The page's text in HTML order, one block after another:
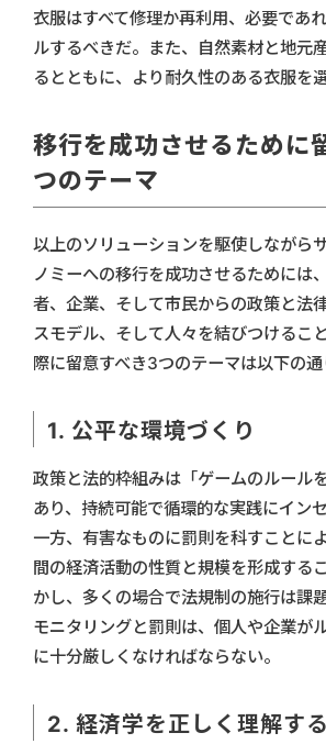
衣服はすべて修理か再利用、必要であ
ルするべきだ。また、自然素材と地元
るとともに、より耐久性のある衣服を
移行を成功させるために
つのテーマ
以上のソリューションを駆使しながら
ノミーへの移行を成功させるためには
者、企業、そして市民からの政策と法
スモデル、そして人々を結びつけるこ
際に留意すべき3つのテーマは以下の通
1. 公平な環境づくり
政策と法的枠組みは「ゲームのルール
あり、持続可能で循環的な実践にイン
一方、有害なものに罰則を科すことに
間の経済活動の性質と規模を形成する
かし、多くの場合で法規制の施行は課
モニタリングと罰則は、個人や企業が
に十分厳しくなければならない。
2. 経済学を正しく理解する